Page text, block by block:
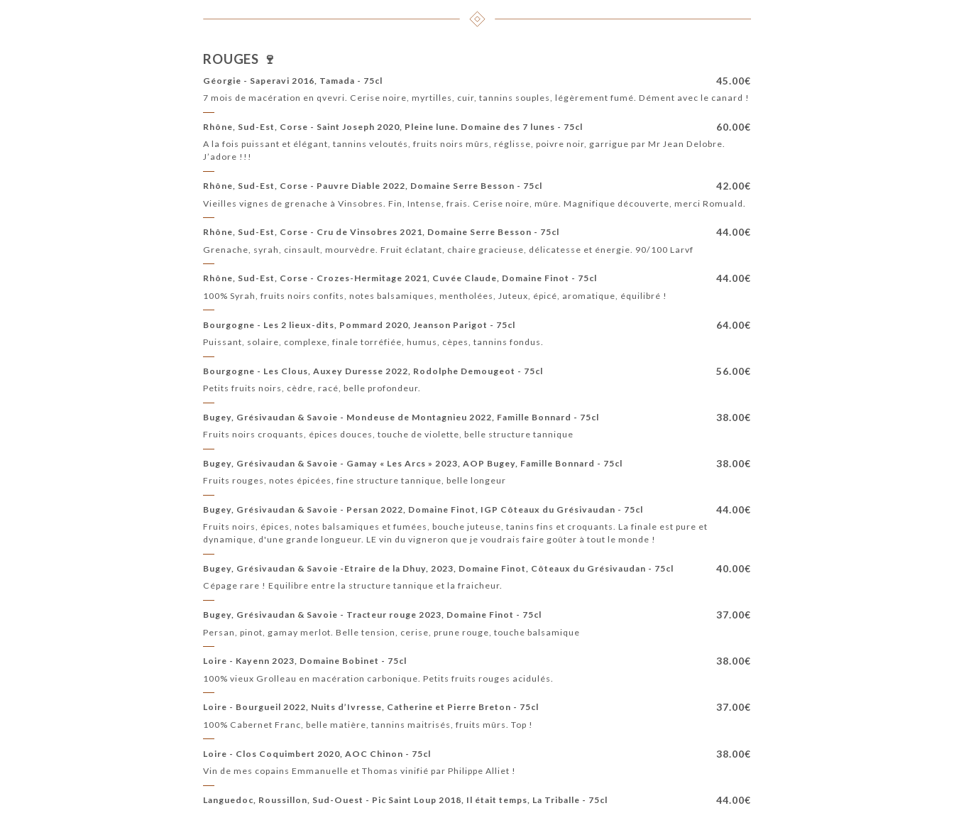
ROUGES 🍷
Géorgie - Saperavi 2016, Tamada - 75cl 45.00€
7 mois de macération en qvevri. Cerise noire, myrtilles, cuir, tannins souples, légèrement fumé. Dément avec le canard !
Rhône, Sud-Est, Corse - Saint Joseph 2020, Pleine lune. Domaine des 7 lunes - 75cl 60.00€
A la fois puissant et élégant, tannins veloutés, fruits noirs mûrs, réglisse, poivre noir, garrigue par Mr Jean Delobre.
J’adore !!!
Rhône, Sud-Est, Corse - Pauvre Diable 2022, Domaine Serre Besson - 75cl 42.00€
Vieilles vignes de grenache à Vinsobres. Fin, Intense, frais. Cerise noire, mûre. Magnifique découverte, merci Romuald.
Rhône, Sud-Est, Corse - Cru de Vinsobres 2021, Domaine Serre Besson - 75cl 44.00€
Grenache, syrah, cinsault, mourvèdre. Fruit éclatant, chaire gracieuse, délicatesse et énergie. 90/100 Larvf
Rhône, Sud-Est, Corse - Crozes-Hermitage 2021, Cuvée Claude, Domaine Finot - 75cl 44.00€
100% Syrah, fruits noirs confits, notes balsamiques, mentholées, Juteux, épicé, aromatique, équilibré !
Bourgogne - Les 2 lieux-dits, Pommard 2020, Jeanson Parigot - 75cl 64.00€
Puissant, solaire, complexe, finale torréfiée, humus, cèpes, tannins fondus.
Bourgogne - Les Clous, Auxey Duresse 2022, Rodolphe Demougeot - 75cl 56.00€
Petits fruits noirs, cèdre, racé, belle profondeur.
Bugey, Grésivaudan & Savoie - Mondeuse de Montagnieu 2022, Famille Bonnard - 75cl 38.00€
Fruits noirs croquants, épices douces, touche de violette, belle structure tannique
Bugey, Grésivaudan & Savoie - Gamay « Les Arcs » 2023, AOP Bugey, Famille Bonnard - 75cl 38.00€
Fruits rouges, notes épicées, fine structure tannique, belle longeur
Bugey, Grésivaudan & Savoie - Persan 2022, Domaine Finot, IGP Côteaux du Grésivaudan - 75cl 44.00€
Fruits noirs, épices, notes balsamiques et fumées, bouche juteuse, tanins fins et croquants. La finale est pure et
dynamique, d'une grande longueur. LE vin du vigneron que je voudrais faire goûter à tout le monde !
Bugey, Grésivaudan & Savoie -Etraire de la Dhuy, 2023, Domaine Finot, Côteaux du Grésivaudan - 75cl 40.00€
Cépage rare ! Equilibre entre la structure tannique et la fraicheur.
Bugey, Grésivaudan & Savoie - Tracteur rouge 2023, Domaine Finot - 75cl 37.00€
Persan, pinot, gamay merlot. Belle tension, cerise, prune rouge, touche balsamique
Loire - Kayenn 2023, Domaine Bobinet - 75cl 38.00€
100% vieux Grolleau en macération carbonique. Petits fruits rouges acidulés.
Loire - Bourgueil 2022, Nuits d’Ivresse, Catherine et Pierre Breton - 75cl 37.00€
100% Cabernet Franc, belle matière, tannins maitrisés, fruits mûrs. Top !
Loire - Clos Coquimbert 2020, AOC Chinon - 75cl 38.00€
Vin de mes copains Emmanuelle et Thomas vinifié par Philippe Alliet !
Languedoc, Roussillon, Sud-Ouest - Pic Saint Loup 2018, Il était temps, La Triballe - 75cl 44.00€